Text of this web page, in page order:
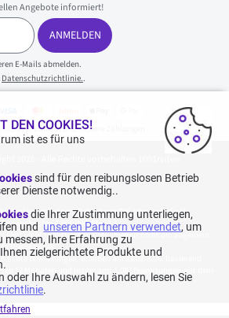
Angebote informiert!
ANMELDEN
E-Mails abmelden.
Datenschutzrichtlinie..
sicherer Einkauf und sichere Zahlungen
2026 - Alle Rechte vorbehalten 1001reifen
Einkauf mit einem Betrag von 70€ oder mehr (inkl.
7,90€ inkl. MwSt.).
sind nicht rabattierbar. Dies spiegelt nicht die allgemein
Preise wider.
Echte Bewertungen, erhoben am 23.02.2026, basierend
12 Monaten und insgesamt 1.082 Bewertungen seit dem
DEN COOKIES!
ist es für uns
sind für den reibungslosen Betrieb
Dienste notwendig..
die Ihrer Zustimmung unterliegen,
und unseren Partnern verwendet, um
messen, Ihre Erfahrung zu
zielgerichtete Produkte und
oder Ihre Auswahl zu ändern, lesen Sie
.